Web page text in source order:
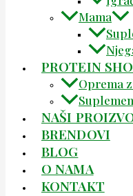
Mama
PROTEIN
Oprema
NAŠI
BRENDOVI
BLOG
O NAMA
KONTAKT